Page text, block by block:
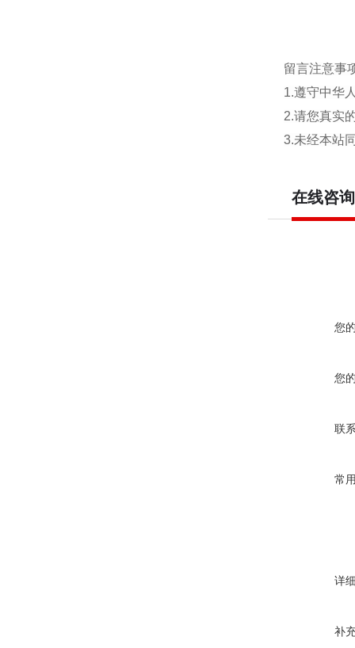
留言注意事
1.遵守中华
2.请您真实
3.未经本站
在线咨询
您
您
联
常
详
补